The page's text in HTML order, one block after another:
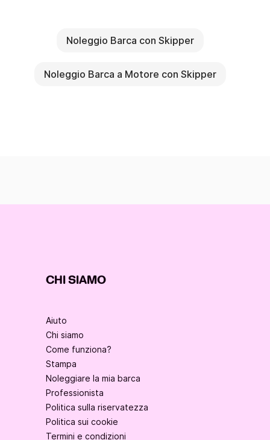
Noleggio Barca con Skipper
Noleggio Barca a Motore con Skipper
CHI SIAMO
Aiuto
Chi siamo
Come funziona?
Stampa
Noleggiare la mia barca
Professionista
Politica sulla riservatezza
Politica sui cookie
Termini e condizioni